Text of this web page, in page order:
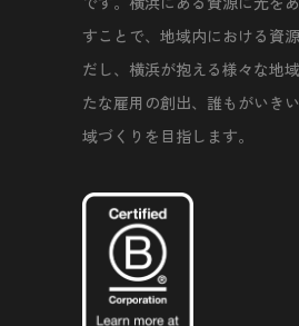
すことで、地域内における資
だし、横浜が抱える様々な地
たな雇用の創出、誰もがいき
域づくりを目指します。